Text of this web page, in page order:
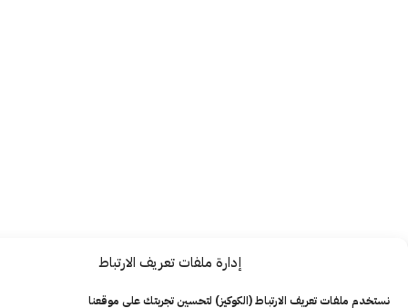
إدارة ملفات تعريف الارتباط
تعريف الارتباط (الكوكيز) لتحسين تجربتك على موقعنا